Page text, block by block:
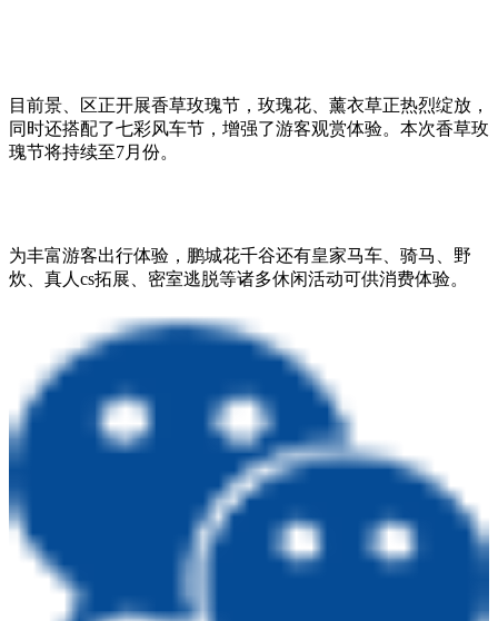
目前景、区正开展香草玫瑰节，玫瑰花、薰衣草正热烈绽放，
同时还搭配了七彩风车节，增强了游客观赏体验。本次香草玫
瑰节将持续至7月份。
为丰富游客出行体验，鹏城花千谷还有皇家马车、骑马、野
炊、真人cs拓展、密室逃脱等诸多休闲活动可供消费体验。